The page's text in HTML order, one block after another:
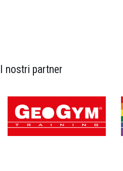
I nostri partner